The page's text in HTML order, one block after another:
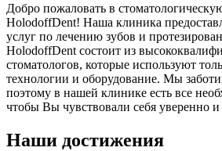
Добро пожаловать в
HolodoffDent! Наша клиника
услуг по лечению зубов и
HolodoffDent состоит из
стоматологов, которые используют
технологии и оборудование. Мы
поэтому в нашей клинике есть все
чтобы Вы чувствовали себя уверенно
Наши достижения